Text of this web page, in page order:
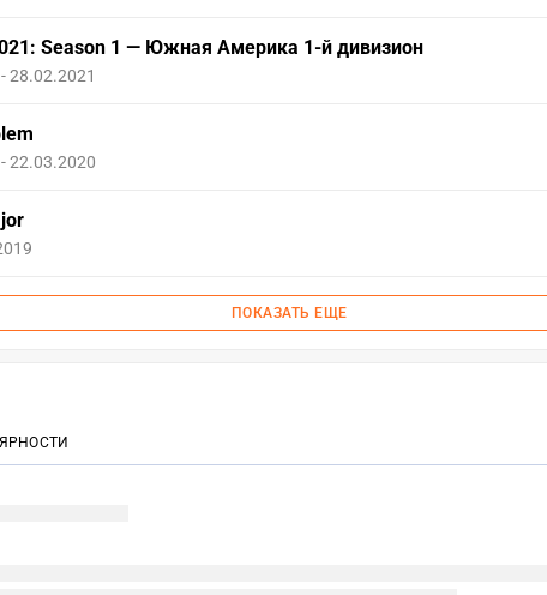
Season 1 — Южная Америка 1-й дивизион
28.02.2021
22.03.2020
ПОКАЗАТЬ ЕЩЕ